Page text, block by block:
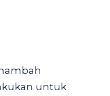
untuk